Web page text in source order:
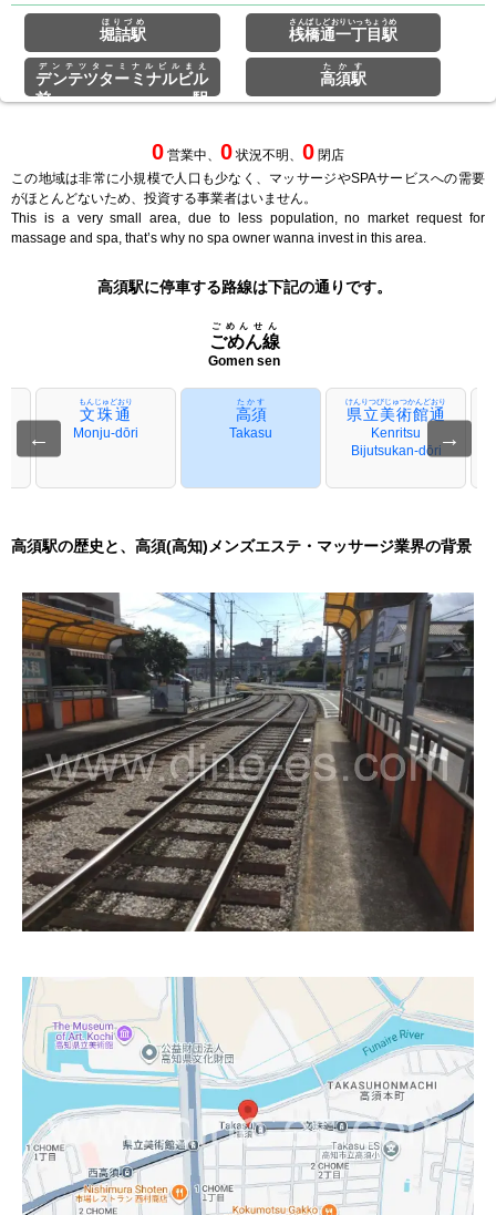
堀詰駅
ほりづめ
桟橋通一丁目駅
さんばしどおりいっちょうめ
デンテツターミナルビル
前駅
デンテツターミナルビルまえ
高須駅
たかす
0 営業中、 0 状況不明、 0 閉店
この地域は非常に小規模で人口も少なく、マッサージやSPAサービスへの需要
がほとんどないため、投資する事業者はいません。
This is a very small area, due to less population, no market request for
massage and spa, that’s why no spa owner wanna invest in this area.
高須駅に停車する路線は下記の通りです。
ごめん線
ごめんせん
Gomen sen
←
文珠通
もんじゅどおり
Monju-dōri
高須
たかす
Takasu
県立美術館通
けんりつびじゅつかんどおり
Kenritsu
Bijutsukan-dōri
→
高須駅の歴史と、高須(高知)メンズエステ・マッサージ業界の背景